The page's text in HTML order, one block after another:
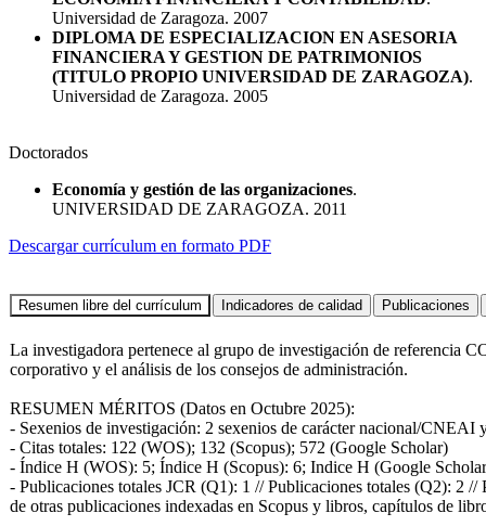
Universidad de Zaragoza. 2007
DIPLOMA DE ESPECIALIZACION EN ASESORIA
FINANCIERA Y GESTION DE PATRIMONIOS
(TITULO PROPIO UNIVERSIDAD DE ZARAGOZA).
Universidad de Zaragoza. 2005
Doctorados
Economía y gestión de las organizaciones.
UNIVERSIDAD DE ZARAGOZA. 2011
Descargar currículum en formato PDF
La investigadora pertenece al grupo de investigación de referencia
corporativo y el análisis de los consejos de administración.
RESUMEN MÉRITOS (Datos en Octubre 2025):
- Sexenios de investigación: 2 sexenios de carácter nacional/
- Citas totales: 122 (WOS); 132 (Scopus); 572 (Google Scholar)
- Índice H (WOS): 5; Índice H (Scopus): 6; Indice H (Google
- Publicaciones totales JCR (Q1): 1 // Publicaciones totales (Q2): 2
de otras publicaciones indexadas en Scopus y libros, capítulos de